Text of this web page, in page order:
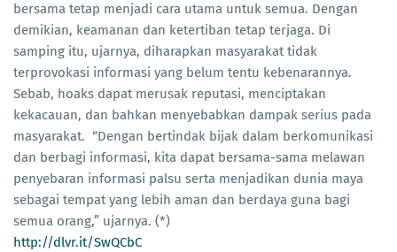
bersama tetap menjadi cara utama untuk semua. Dengan
demikian, keamanan dan ketertiban tetap terjaga. Di
samping itu, ujarnya, diharapkan masyarakat tidak
terprovokasi informasi yang belum tentu kebenarannya.
Sebab, hoaks dapat merusak reputasi, menciptakan
kekacauan, dan bahkan menyebabkan dampak serius pada
masyarakat. “Dengan bertindak bijak dalam berkomunikasi
dan berbagi informasi, kita dapat bersama-sama melawan
penyebaran informasi palsu serta menjadikan dunia maya
sebagai tempat yang lebih aman dan berdaya guna bagi
semua orang,” ujarnya. (*)
http://dlvr.it/SwQCbC